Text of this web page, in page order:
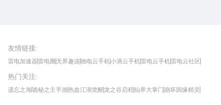
友情链接:
雷电加速器雷电圈无界趣连驰电云手机小滴云手机雷电云手机雷电云社区
我爱vr网华军软件园
热门关注:
遗忘之海诡秘之主手游热血江湖觉醒龙之谷启程仙界大掌门 崩坏因缘精灵